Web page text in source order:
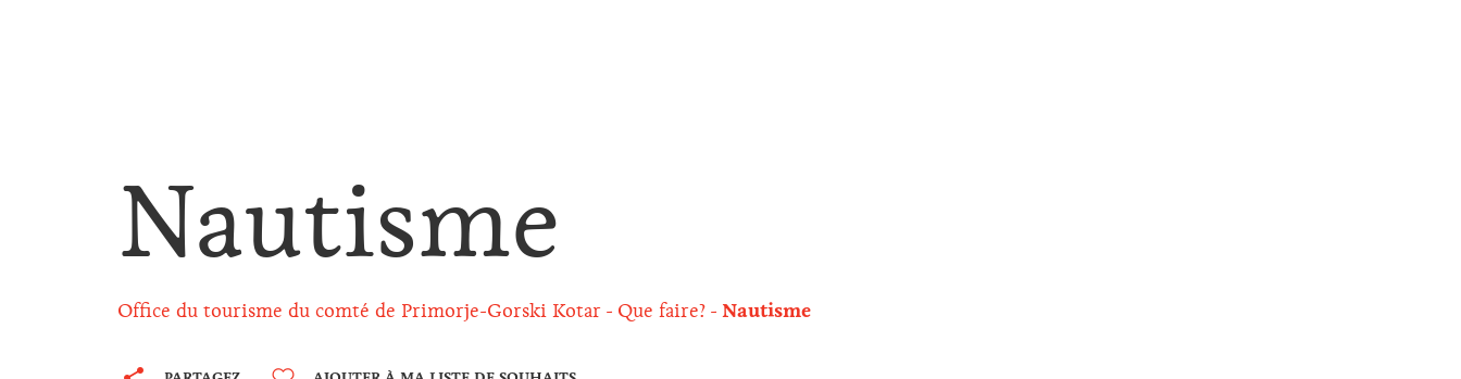
Nautisme
Office du tourisme du comté de Primorje-Gorski Kotar Que faire? Nautisme